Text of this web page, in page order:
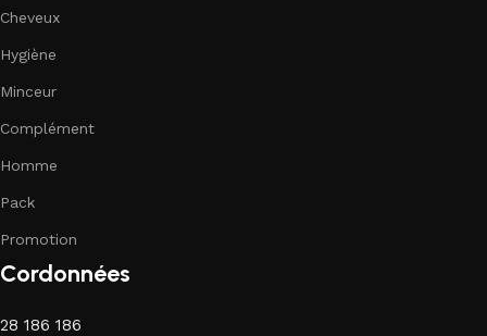
Cheveux
Hygiène
Minceur
Complément
Homme
Pack
Promotion
Cordonnées
28 186 186